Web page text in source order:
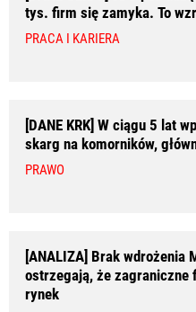
tys. firm się zamyka. To
PRACA I KARIERA
[DANE KRK] W ciągu 5 lat
skarg na komorników,
PRAWO
[ANALIZA] Brak wdrożenia
ostrzegają, że zagraniczne
rynek